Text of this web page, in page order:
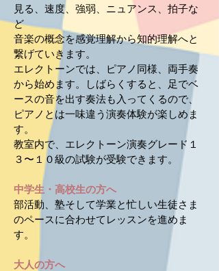
見る、速度、強弱、ニュアンス、拍子な
ど
音楽の概念を感覚理解から知的理解へと
繋げていきます。
エレクトーンでは、ピアノ同様、両手奏
から始めます。しばらくすると、
足でベ
ースの音を出す奏法も入ってくるので、
ピアノとは一味違う演奏体験が楽しめま
す。
​教室内で、エレクトーン演奏グレード１
３〜１０級の試験が受験できます。
中学生・高校生の方へ
部活動、塾そして学業と忙しい生徒さま
のペースに合わせてレッスンを進めま
す。
大人の方へ